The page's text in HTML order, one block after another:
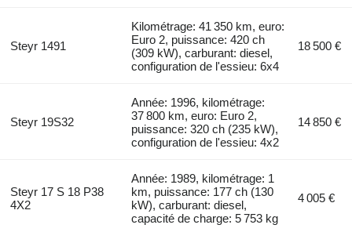
Steyr 1491
Kilométrage: 41 350 km, euro:
Euro 2, puissance: 420 ch
(309 kW), carburant: diesel,
configuration de l'essieu: 6x4
18 500 €
Steyr 19S32
Année: 1996, kilométrage:
37 800 km, euro: Euro 2,
puissance: 320 ch (235 kW),
configuration de l'essieu: 4x2
14 850 €
Steyr 17 S 18 P38
4X2
Année: 1989, kilométrage: 1
km, puissance: 177 ch (130
kW), carburant: diesel,
capacité de charge: 5 753 kg
4 005 €